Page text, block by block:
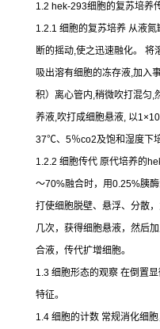
1.2 hek-293细胞的复苏培养
1.2.1 细胞的复苏培养 从液氮
断的摇动,使之迅速融化。 将
吸出溶有细胞的冻存液,加入
积）离心管内,稍微吹打混匀,
养液,吹打成细胞悬液, 以
37℃、 5％co2及饱和湿度下
1.2.2 细胞传代 原代培养的
～70%融合时，用0.25%胰
打使细胞脱壁、悬浮、分散
几次，获得细胞悬液，然后
合液，传代扩增细胞。
1.3 细胞形态的观察 在倒置
特征。
1.4 细胞的计数 常规消化细